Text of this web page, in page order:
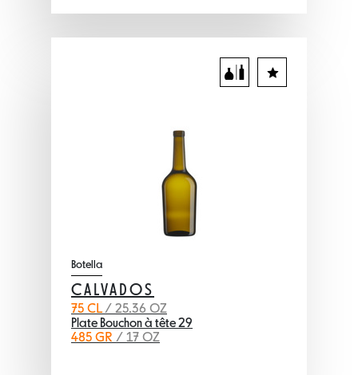
Botella
CALVADOS
75 CL/ 25.36 OZ
Plate Bouchon à tête 29
485 GR / 17 OZ